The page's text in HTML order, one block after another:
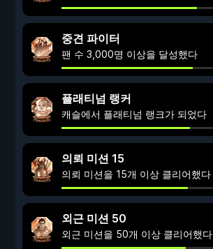
중견 파이터
팬 수 3,000명 이상을 달성했다
플래티넘 랭커
캐슬에서 플래티넘 랭크가 되었다
의뢰 미션 15
의뢰 미션을 15개 이상 클리어했다
외근 미션 50
외근 미션을 50개 이상 클리어했다